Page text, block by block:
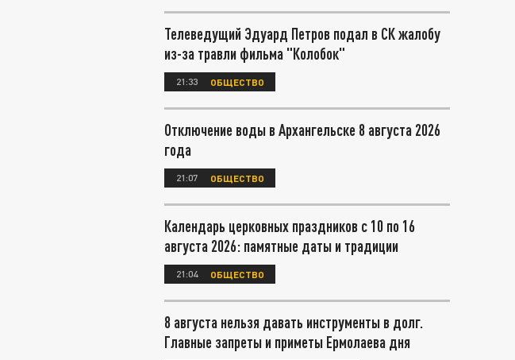
Телеведущий Эдуард Петров подал в СК жалобу
из-за травли фильма "Колобок"
21:33 ОБЩЕСТВО
Отключение воды в Архангельске 8 августа 2026
года
21:07 ОБЩЕСТВО
Календарь церковных праздников с 10 по 16
августа 2026: памятные даты и традиции
21:04 ОБЩЕСТВО
8 августа нельзя давать инструменты в долг.
Главные запреты и приметы Ермолаева дня